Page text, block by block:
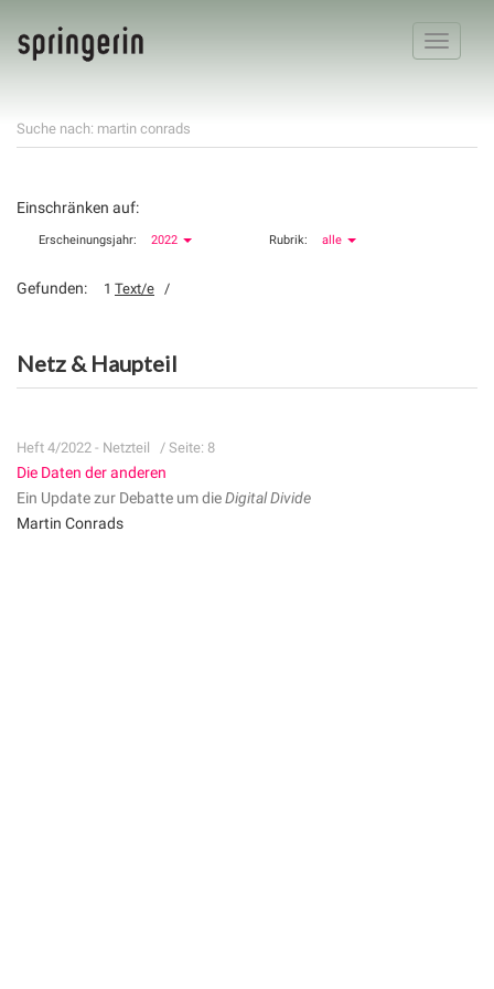
Toggle
Suche nach: martin conrads
Einschränken auf:
Erscheinungsjahr: 2022 Rubrik: alle
Gefunden: 1 Text/e /
Netz & Haupteil
Heft 4/2022 - Netzteil / Seite: 8
Die Daten der anderen
Ein Update zur Debatte um dieDigital Divide
Martin Conrads